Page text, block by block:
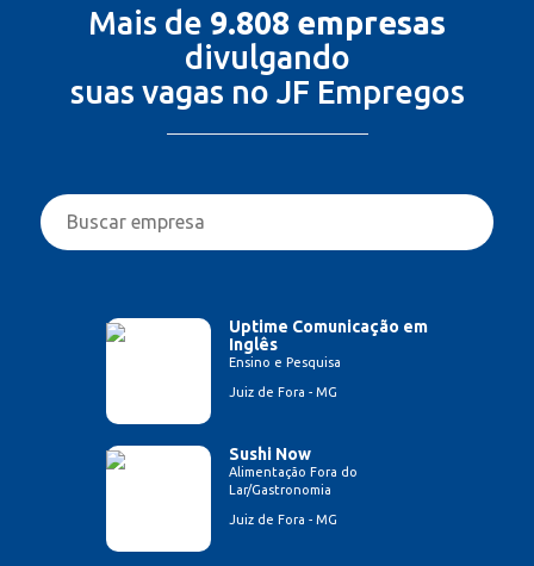
Mais de 9.808 empresas
divulgando
suas vagas no JF Empregos
Uptime Comunicação em
Inglês
Ensino e Pesquisa
Juiz de Fora - MG
Sushi Now
Alimentação Fora do
Lar/Gastronomia
Juiz de Fora - MG